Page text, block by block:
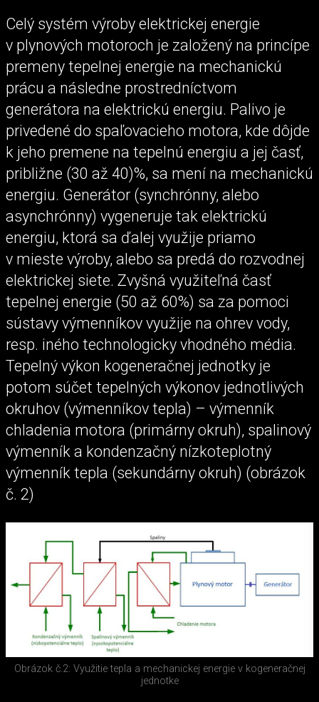
Celý systém výroby elektrickej energie
v plynových motoroch je založený na princípe
premeny tepelnej energie na mechanickú
prácu a následne prostredníctvom
generátora na elektrickú energiu. Palivo je
privedené do spaľovacieho motora, kde dôjde
k jeho premene na tepelnú energiu a jej časť,
približne (30 až 40)%, sa mení na mechanickú
energiu. Generátor (synchrónny, alebo
asynchrónny) vygeneruje tak elektrickú
energiu, ktorá sa ďalej využije priamo
v mieste výroby, alebo sa predá do rozvodnej
elektrickej siete. Zvyšná využiteľná časť
tepelnej energie (50 až 60%) sa za pomoci
sústavy výmenníkov využije na ohrev vody,
resp. iného technologicky vhodného média.
Tepelný výkon kogeneračnej jednotky je
potom súčet tepelných výkonov jednotlivých
okruhov (výmenníkov tepla) – výmenník
chladenia motora (primárny okruh), spalinový
výmenník a kondenzačný nízkoteplotný
výmenník tepla (sekundárny okruh) (obrázok
č. 2)
Obrázok č.2: Využitie tepla a mechanickej energie v kogeneračnej
jednotke